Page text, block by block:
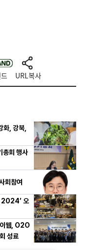
URL복사
화, 강북,
총회 행사
회참여
2024’ 오
웹, O2O
성료